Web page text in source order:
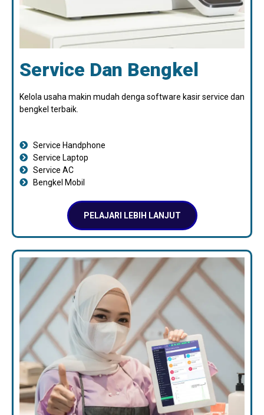
Service Dan Bengkel
Kelola usaha makin mudah denga software kasir service dan
bengkel terbaik.
Service Handphone
Service Laptop
Service AC
Bengkel Mobil
PELAJARI LEBIH LANJUT